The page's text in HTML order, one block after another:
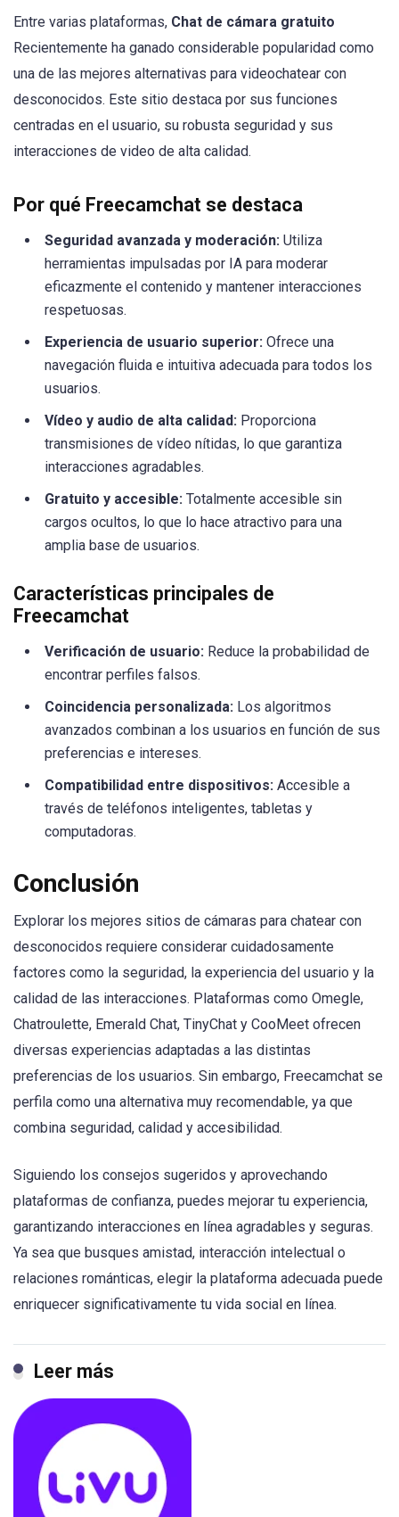
Entre varias plataformas, Chat de cámara gratuito
Recientemente ha ganado considerable popularidad como
una de las mejores alternativas para videochatear con
desconocidos. Este sitio destaca por sus funciones
centradas en el usuario, su robusta seguridad y sus
interacciones de video de alta calidad.
Por qué Freecamchat se destaca
Seguridad avanzada y moderación: Utiliza
herramientas impulsadas por IA para moderar
eficazmente el contenido y mantener interacciones
respetuosas.
Experiencia de usuario superior: Ofrece una
navegación fluida e intuitiva adecuada para todos los
usuarios.
Vídeo y audio de alta calidad: Proporciona
transmisiones de vídeo nítidas, lo que garantiza
interacciones agradables.
Gratuito y accesible: Totalmente accesible sin
cargos ocultos, lo que lo hace atractivo para una
amplia base de usuarios.
Características principales de
Freecamchat
Verificación de usuario: Reduce la probabilidad de
encontrar perfiles falsos.
Coincidencia personalizada: Los algoritmos
avanzados combinan a los usuarios en función de sus
preferencias e intereses.
Compatibilidad entre dispositivos: Accesible a
través de teléfonos inteligentes, tabletas y
computadoras.
Conclusión
Explorar los mejores sitios de cámaras para chatear con
desconocidos requiere considerar cuidadosamente
factores como la seguridad, la experiencia del usuario y la
calidad de las interacciones. Plataformas como Omegle,
Chatroulette, Emerald Chat, TinyChat y CooMeet ofrecen
diversas experiencias adaptadas a las distintas
preferencias de los usuarios. Sin embargo, Freecamchat se
perfila como una alternativa muy recomendable, ya que
combina seguridad, calidad y accesibilidad.
Siguiendo los consejos sugeridos y aprovechando
plataformas de confianza, puedes mejorar tu experiencia,
garantizando interacciones en línea agradables y seguras.
Ya sea que busques amistad, interacción intelectual o
relaciones románticas, elegir la plataforma adecuada puede
enriquecer significativamente tu vida social en línea.
Leer más